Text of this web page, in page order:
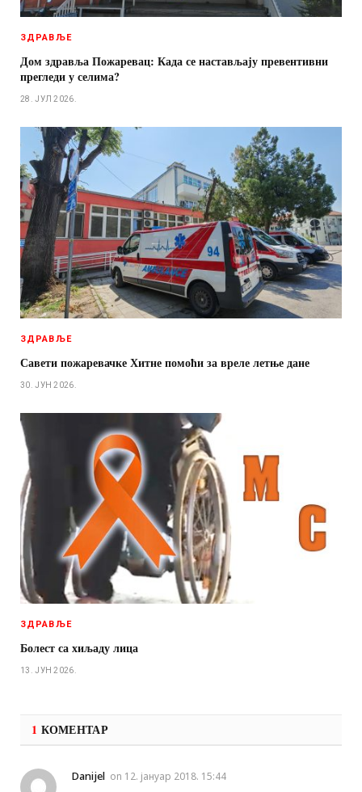
ЗДРАВЉЕ
Дом здравља Пожаревац: Када се настављају превентивни
прегледи у селима?
28. ЈУЛ 2026.
ЗДРАВЉЕ
Савети пожаревачке Хитне помоћи за вреле летње дане
30. ЈУН 2026.
ЗДРАВЉЕ
Болест са хиљаду лица
13. ЈУН 2026.
1 КОМЕНТАР
Danijel on 12. јануар 2018. 15:44